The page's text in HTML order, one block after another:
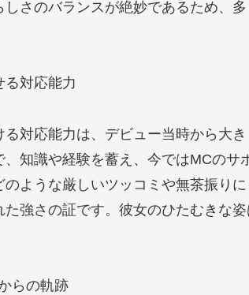
さのバランスが絶妙であるため、
る対応能力
対応能力は、デビュー当時から大
知識や経験を蓄え、今ではMCのサ
ような厳しいツッコミや無茶振り
強さの証です。彼女のひたむきな
らの軌跡